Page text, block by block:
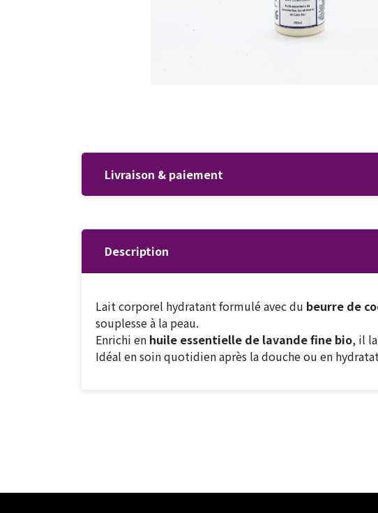
Livraison & paiement
Description
Lait corporel hydratant formulé avec du beurre de
souplesse à la peau.
Enrichi en huile essentielle de lavande fine bio, il
Idéal en soin quotidien après la douche ou en